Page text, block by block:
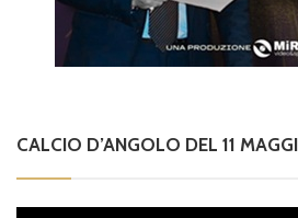
CALCIO D’ANGOLO DEL 11